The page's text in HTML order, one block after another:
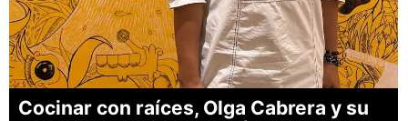
Cocinar con raíces, Olga Cabrera y su